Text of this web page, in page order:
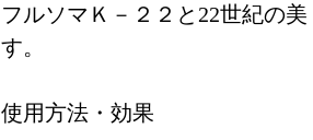
フルソマＫ－２２と22世紀の
す。
使用方法・効果